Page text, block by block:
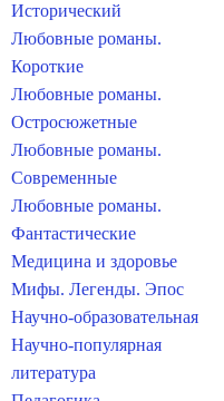
Исторический
Любовные романы.
Короткие
Любовные романы.
Остросюжетные
Любовные романы.
Современные
Любовные романы.
Фантастические
Медицина и здоровье
Мифы. Легенды. Эпос
Научно-образовательная
Научно-популярная
литература